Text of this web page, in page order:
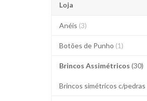
Loja
Anéis (3)
Botões de Punho (1)
Brincos Assimétricos (30)
Brincos simétricos c/pedras